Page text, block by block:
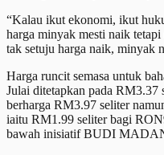
“Kalau ikut ekonomi, ikut
harga minyak mesti naik
tak setuju harga naik, minyak
Harga runcit semasa untuk
Julai ditetapkan pada RM3.37
berharga RM3.97 seliter
iaitu RM1.99 seliter bagi
bawah inisiatif BUDI